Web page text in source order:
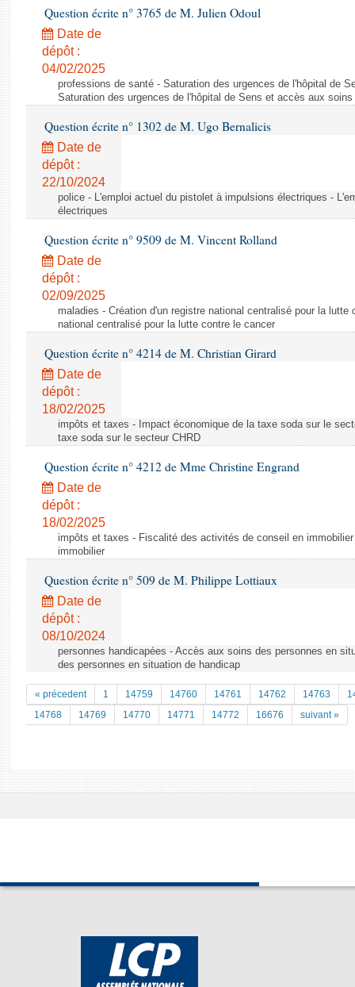
Question écrite n° 3765 de M. Julien Odoul
Date de
dépôt :
04/02/2025
professions de santé - Saturation des urgences de l'hôpital de
Saturation des urgences de l'hôpital de Sens et accès aux soins
Question écrite n° 1302 de M. Ugo Bernalicis
Date de
dépôt :
22/10/2024
police - L'emploi actuel du pistolet à impulsions électriques -
électriques
Question écrite n° 9509 de M. Vincent Rolland
Date de
dépôt :
02/09/2025
maladies - Création d'un registre national centralisé pour la lutte
national centralisé pour la lutte contre le cancer
Question écrite n° 4214 de M. Christian Girard
Date de
dépôt :
18/02/2025
impôts et taxes - Impact économique de la taxe soda sur le
taxe soda sur le secteur CHRD
Question écrite n° 4212 de Mme Christine Engrand
Date de
dépôt :
18/02/2025
impôts et taxes - Fiscalité des activités de conseil en
immobilier
Question écrite n° 509 de M. Philippe Lottiaux
Date de
dépôt :
08/10/2024
personnes handicapées - Accès aux soins des personnes en
des personnes en situation de handicap
« précedent 1 14759 14760 14761 14762 14763
14768
14769 14770 14771 14772 16676 suivant »